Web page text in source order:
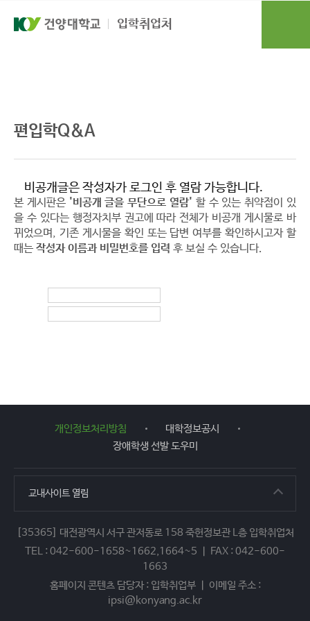
입학취업처
편입학Q&A
비공개글은 작성자가 로그인 후 열람 가능합니다.
본 게시판은 '비공개 글을 무단으로 열람' 할 수 있는 취약점이 있
을 수 있다는 행정자치부 권고에 따라 전체가 비공개 게시물로 바
뀌었으며, 기존 게시물을 확인 또는 답변 여부를 확인하시고자 할
때는 작성자 이름과 비밀번호를 입력 후 보실 수 있습니다.
개인정보처리방침
대학정보공시
장애학생 선발 도우미
교내사이트열림
[35365] 대전광역시 서구 관저동로 158 죽헌정보관 L층 입학취업처
TEL : 042-600-1658~1662,1664~5 ㅣ FAX : 042-600-
1663
홈페이지 콘텐츠 담당자 : 입학취업부 ㅣ 이메일 주소 :
ipsi@konyang.ac.kr